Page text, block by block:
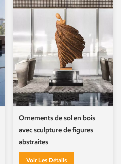
Ornements de sol en bois
avec sculpture de figures
abstraites
Voir Les Détails